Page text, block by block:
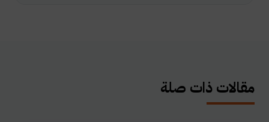
مقالات ذات صلة